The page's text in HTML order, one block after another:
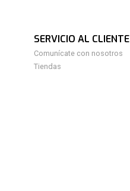
SERVICIO AL CLIENTE
Comunícate con nosotros
Tiendas